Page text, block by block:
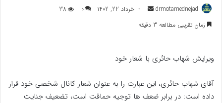
drmotamednejad
ارسال
به
خرداد 22, 1402 0
38
زمان تقریبی مطالعه 3 دقیقه
ویرایش شهاب حائری با شعار خود
آقای شهاب حائری، این عبارت را به عنوان شعار کانال شخصی خود قرار
داده است: در برابر ضعف ها توجیه حماقت است، تضعیف جنایت